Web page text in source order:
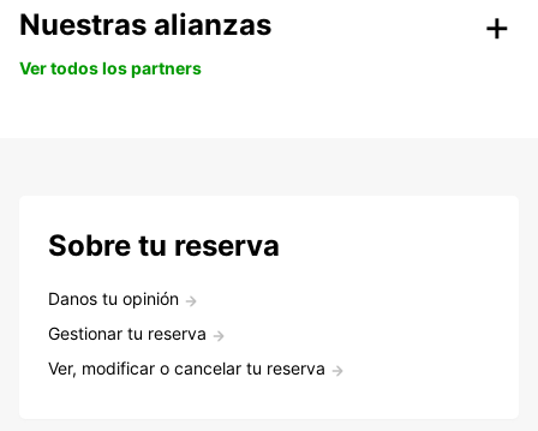
Nuestras alianzas
Ver todos los partners
Sobre tu reserva
Danos tu opinión
Gestionar tu reserva
Ver, modificar o cancelar tu reserva